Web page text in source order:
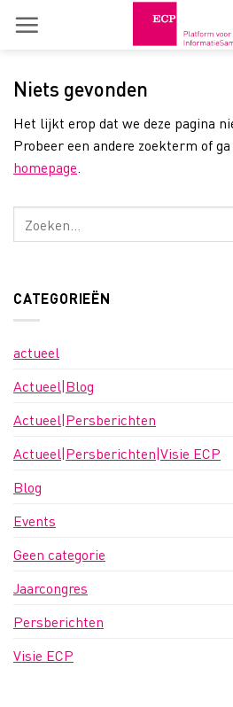
Niets gevonden
Het lijkt erop dat we deze pagina
Probeer een andere zoekterm of
homepage
CATEGORIEËN
actueel
Actueel|Blog
Actueel|Persberichten
Actueel|Persberichten|Visie ECP
Blog
Events
Geen categorie
Jaarcongres
Persberichten
Visie ECP